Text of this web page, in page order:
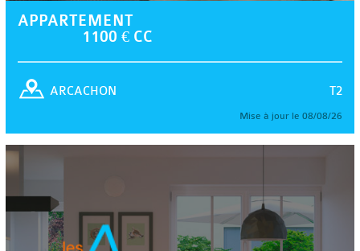
APPARTEMENT
1100 € CC
T2
ARCACHON
Mise à jour le 08/08/26